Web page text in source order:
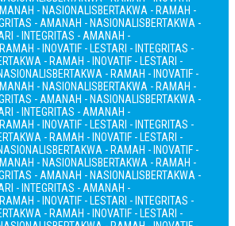
- NASIONALISBERTAKWA - RAMAH -
- AMANAH - NASIONALISBERTAKWA -
- INTEGRITAS - AMANAH -
- INOVATIF - LESTARI - INTEGRITAS -
- RAMAH - INOVATIF - LESTARI -
BERTAKWA - RAMAH - INOVATIF -
- NASIONALISBERTAKWA - RAMAH -
- AMANAH - NASIONALISBERTAKWA -
- INTEGRITAS - AMANAH -
- INOVATIF - LESTARI - INTEGRITAS -
- RAMAH - INOVATIF - LESTARI -
BERTAKWA - RAMAH - INOVATIF -
- NASIONALISBERTAKWA - RAMAH -
- AMANAH - NASIONALISBERTAKWA -
- INTEGRITAS - AMANAH -
- INOVATIF - LESTARI - INTEGRITAS -
- RAMAH - INOVATIF - LESTARI -